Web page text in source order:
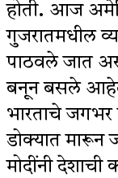
होती. आज
गुजरातमधील
पाठवले जात
बनून बसले आहेत.
भारताचे
डोक्यात मारून
मोदींनी